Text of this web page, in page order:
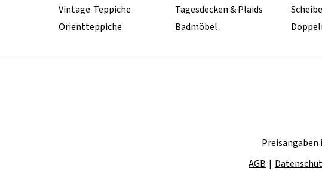
Vintage-Teppiche
Orientteppiche
Tagesdecken & Plaids
Badmöbel
Preisangaben
AGB